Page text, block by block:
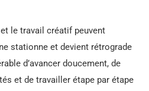
le travail créatif peuvent
stationne et devient rétrograde
d’avancer doucement, de
et de travailler étape par étape